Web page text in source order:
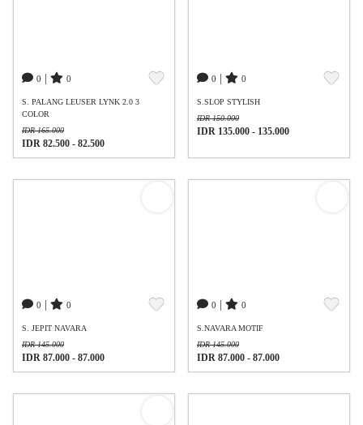
0 0
S. PALANG LEUSER LYNK 2.0 3
COLOR
IDR 165.000
IDR 82.500 - 82.500
0 0
S.SLOP STYLISH
IDR 150.000
IDR 135.000 - 135.000
0 0
S. JEPIT NAVARA
IDR 145.000
IDR 87.000 - 87.000
0 0
S.NAVARA MOTIF
IDR 145.000
IDR 87.000 - 87.000